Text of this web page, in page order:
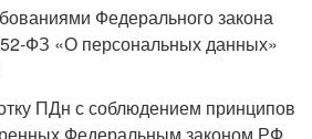
Федерального закона
ФЗ «О персональных данных»
ПДн с соблюдением принципов